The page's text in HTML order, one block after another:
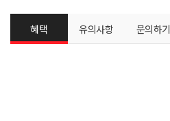
혜택 유의사항 문의하기